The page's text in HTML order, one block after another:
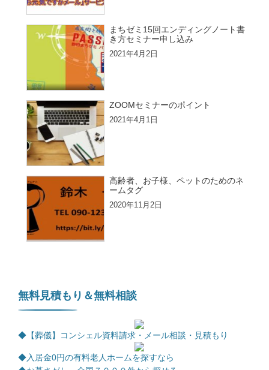
まちゼミ15回エンディングノート書
き方セミナー申し込み
2021年4月2日
ZOOMセミナーのポイント
2021年4月1日
高齢者、お子様、ペットのためのネ
ームタグ
2020年11月2日
無料見積もり＆無料相談
◆【葬儀】コンシェル資料請求・メール相談・見積もり
◆入居金0円の有料老人ホームを探すなら